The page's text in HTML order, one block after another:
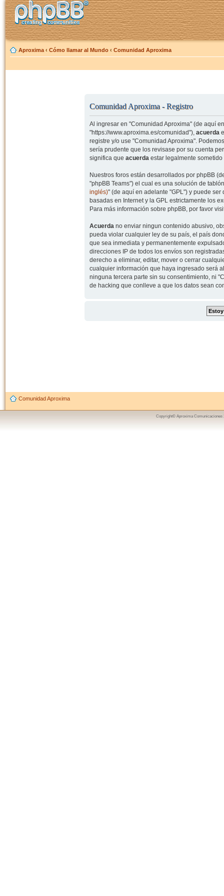
Aproxima ‹ Cómo llamar al Mundo ‹ Comunidad Aproxima
Comunidad Aproxima - Registro
Al ingresar en "Comunidad Aproxima" (de aquí
"https://www.aproxima.es/comunidad"), acuerda
registre y/o use "Comunidad Aproxima".
sería prudente que los revisase por su cuenta
significa que acuerdaestar legalmente sometido
Nuestros foros están desarrollados por phpBB
"phpBB Teams") el cual es una solución de
inglés)" (de aquí en adelante "GPL") y puede
basadas en Internet y la GPL estrictamente los
Para más información sobre phpBB, por favor
Acuerdano enviar ningun contenido abusivo,
pueda violar cualquier ley de su país, el país
que sea inmediata y permanentemente
direcciones IP de todos los envíos son
derecho a eliminar, editar, mover o cerrar
cualquier información que haya ingresado será
ninguna tercera parte sin su consentimiento, ni
de hacking que conlleve a que los datos sean
Comunidad Aproxima
Copyright© Aproxima Comunicaciones